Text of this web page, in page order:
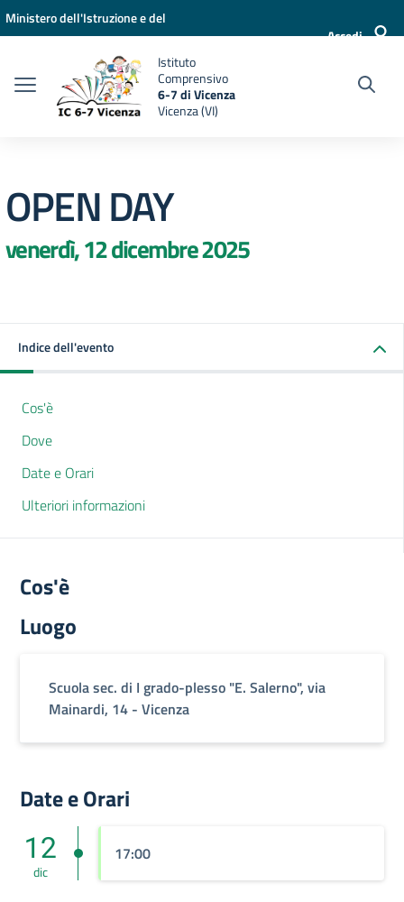
Vai ai contenuti
Vai al menu di navigazione
Vai al footer
Ministero dell'Istruzione e del
Accedi
Istituto
Comprensivo
6-7 di Vicenza
Vicenza (VI)
OPEN DAY
venerdì, 12 dicembre 2025
Indice dell'evento
Cos'è
Dove
Date e Orari
Ulteriori informazioni
Cos'è
Luogo
Scuola sec. di I grado-plesso "E. Salerno", via
Mainardi, 14 - Vicenza
Date e Orari
12
dic
17:00